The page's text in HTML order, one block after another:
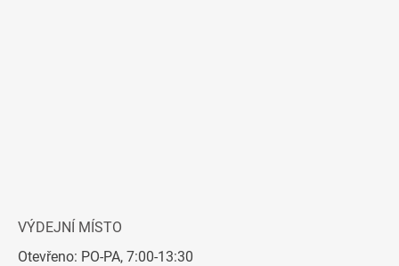
VÝDEJNÍ MÍSTO
Otevřeno: PO-PA, 7:00-13:30